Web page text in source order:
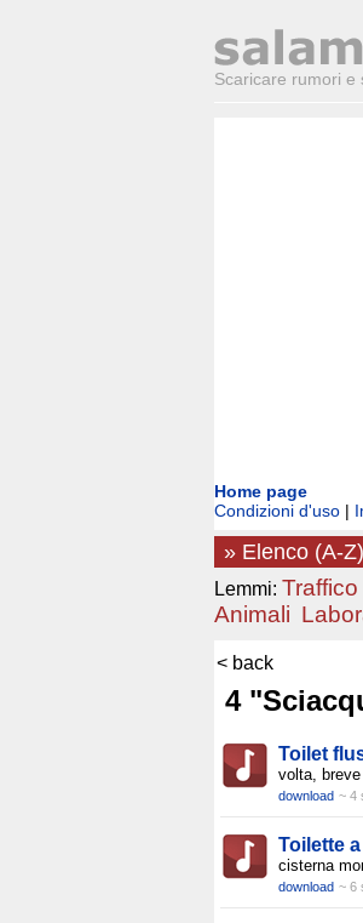
Scaricare rumori e
Home page
Condizioni d'uso |
» Elenco (A-Z)
Lemmi: Traffico
Animali
< back
4
Toilet
volta,
download ~ 4
Toilette
cisterna
download ~ 6